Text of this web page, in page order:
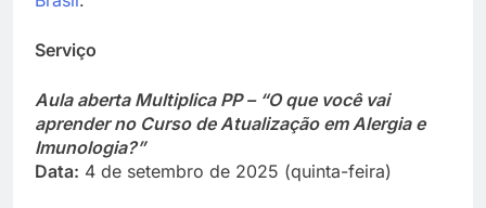
Serviço
Aula aberta Multiplica PP – “O que você vai
aprender no Curso de Atualização em Alergia e
Imunologia?”
Data: 4 de setembro de 2025 (quinta-feira)